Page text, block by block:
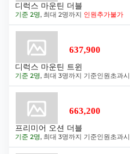
디럭스 마운틴 더블
기준 2명, 최대 2명까지 인원추가불가
637,900
디럭스 마운틴 트윈
기준 2명, 최대 3명까지 기준인원초과시
663,200
프리미어 오션 더블
기준 2명, 최대 3명까지 기준인원초과시